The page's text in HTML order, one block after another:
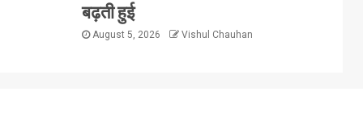
बढ़ती हुई
August 5, 2026 Vishul Chauhan